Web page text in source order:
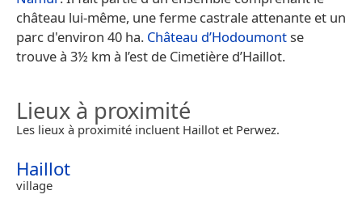
château lui-même, une ferme castrale attenante et un
parc d'environ 40 ha. Château d’Hodoumontse
trouve à 3½ km à l’est de Cimetière d’Haillot.
Lieux à proximité
Les lieux à proximité incluent Haillot et Perwez.
Haillot
village